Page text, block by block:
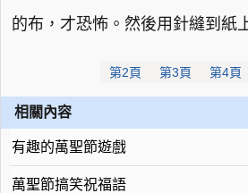
的布，才恐怖。然後用針縫到紙
第2頁 第3頁 第4頁
相關內容
有趣的萬聖節遊戲
萬聖節搞笑祝福語